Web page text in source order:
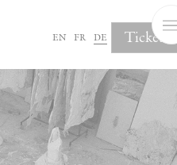
en fr de Tickets